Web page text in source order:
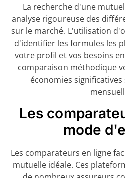
La recherche d'une
analyse rigoureuse des
sur le marché. L'utilisation
d'identifier les formules les
votre profil et vos besoins
comparaison méthodique
économies
Les
mode
Les comparateurs en ligne
mutuelle idéale. Ces